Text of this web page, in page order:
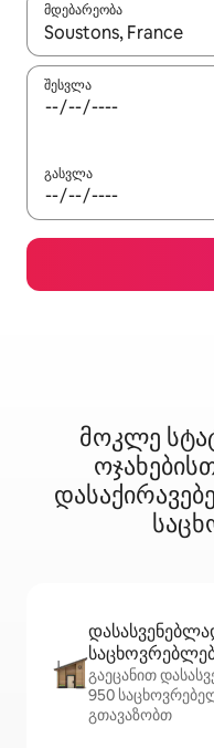
მდებარეობა
როცა შედეგები
შესვლა
გასვლა
მოკლე
გაეცანით
950
გთავაზობთ